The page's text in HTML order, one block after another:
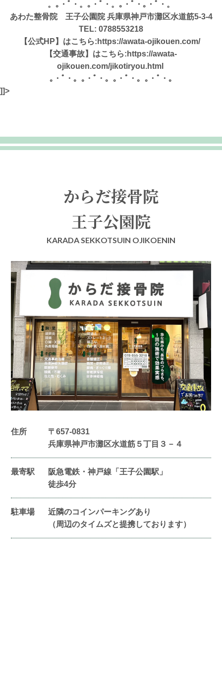
。｡・ﾟ・。｡・ﾟ・。｡・ﾟ・｡・ﾟ・。
あわた整骨院 王子公園院 兵庫県神戸市灘区水道筋5-3-4
TEL: 0788553218
【公式HP】はこちら: https://awata-ojikouen.com/
【交通事故】はこちら: https://awata-
ojikouen.com/jikotiryou.html
｡・ﾟ・。｡・ﾟ・。｡・ﾟ・。｡・ﾟ・｡
]]>
からだ接骨院
王子公園院
KARADA SEKKOTSUIN OJIKOENIN
住所
〒657-0831
兵庫県神戸市灘区水道筋５丁目３－４
最寄駅
阪急電鉄・神戸線「王子公園駅」
徒歩4分
駐車場
近隣のコインパーキングあり
（周辺のタイムズと提携しております）